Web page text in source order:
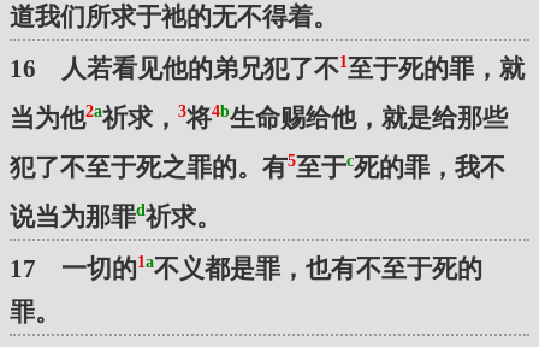
道我们所求于祂的无不得着。
16 人若看见他的弟兄犯了不1至于死的罪，就
当为他2a祈求， 3将4b生命赐给他，就是给那些
犯了不至于死之罪的。有5至于c死的罪，我不
说当为那罪d 祈求。
17 一切的1 a不义都是罪，也有不至于死的
罪。